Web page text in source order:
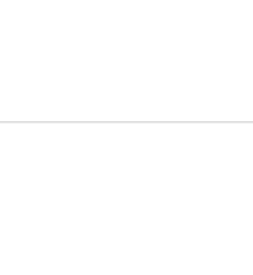
Platten lassen sich